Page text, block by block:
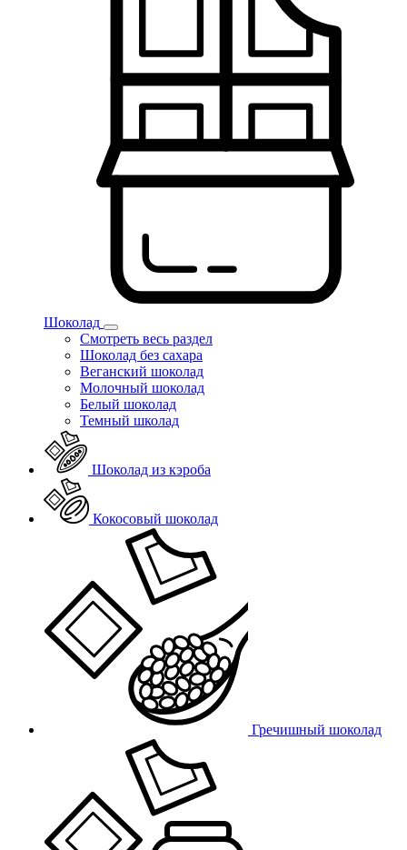
Шоколад
Смотреть весь раздел
Шоколад без сахара
Веганский шоколад
Молочный шоколад
Белый шоколад
Темный школад
Шоколад из кэроба
Кокосовый шоколад
Гречишный шоколад